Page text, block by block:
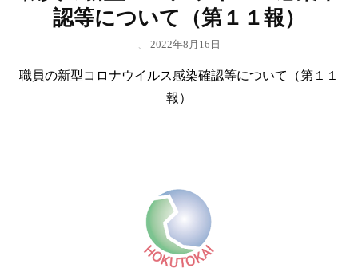
認等について（第１１報）
2022年8月16日
職員の新型コロナウイルス感染確認等について（第１１
報）